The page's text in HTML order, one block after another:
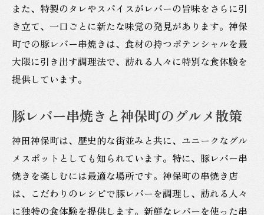
また、特製のタレやスパイスがレバーの旨味をさらに引
き立て、一口ごとに新たな味覚の発見があります。神保
町での豚レバー串焼きは、食材の持つポテンシャルを最
大限に引き出す調理法で、訪れる人々に特別な食体験を
提供しています。
豚レバー串焼きと神保町のグルメ散策
神田神保町は、歴史的な街並みと共に、ユニークなグル
メスポットとしても知られています。特に、豚レバー串
焼きを楽しむには最適な場所です。神保町の串焼き店
は、こだわりのレシピで豚レバーを調理し、訪れる人々
に独特の食体験を提供します。新鮮なレバーを使った串